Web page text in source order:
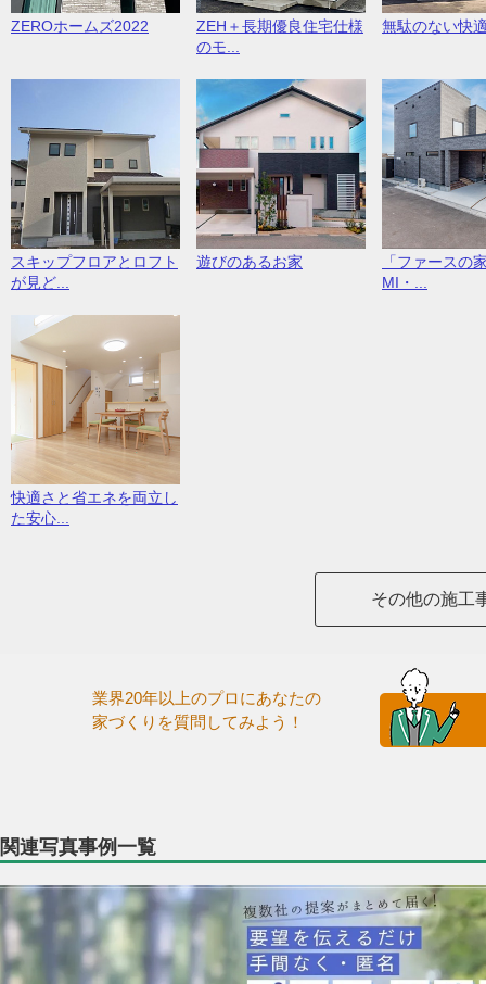
ZEROホームズ2022
ZEH＋長期優良住宅仕様
のモ...
無駄のない快
スキップフロアとロフト
が見ど...
遊びのあるお家
「ファースの
MI・...
快適さと省エネを両立し
た安心...
その他の施工
業界20年以上のプロにあなたの
家づくりを質問してみよう！
関連写真事例一覧